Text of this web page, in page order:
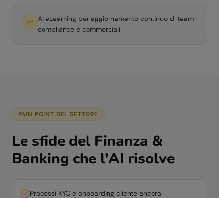
AI eLearning per aggiornamento continuo di team
compliance e commerciali
PAIN POINT DEL SETTORE
Le sfide del Finanza &
Banking che l'AI risolve
Processi KYC e onboarding cliente ancora